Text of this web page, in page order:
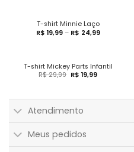
T-shirt Minnie Laço
R$ 19,99– R$ 24,99
T-shirt Mickey Parts Infantil
R$29,99 R$ 19,99
Atendimento
Meus pedidos